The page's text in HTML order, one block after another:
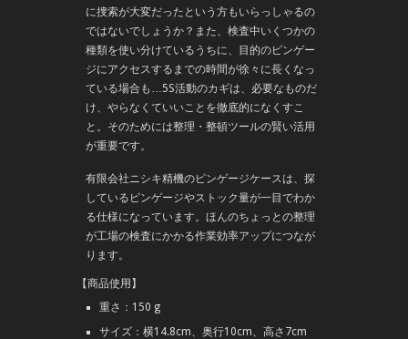
に捜索が大変だったという方もいらっしゃるの
ではないでしょうか？また、検査中いくつかの
種類を使い分けているうちに、目的のピンゲー
ジにアクセスするまでの時間が徐々に長くなっ
ている場合も…5S活動のカギは、必要なものだ
け、やらなくていいことを徹底的になくすこ
と。そのためには整理・整頓ツールの賢い活用
が重要です。
有限会社ニシキ精機のピンゲージケースは、探
しているピンゲージやストック量が一目でわか
る仕様になっています。ほんのちょっとの整理
が工場の検査にかかる作業効率アップにつなが
ります。
【商品使用】
重さ：150 g
サイズ：横14.8cm、奥行10cm、高さ7cm